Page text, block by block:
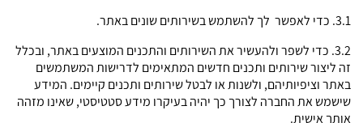
3.1. כדי לאפשר לך להשתמש בשירותים שונים באתר.
3.2. כדי לשפר ולהעשיר את השירותים והתכנים המוצעים באתר, ובכלל
זה ליצור שירותים ותכנים חדשים המתאימים לדרישות המשתמשים
באתר וציפיותיהם, ולשנות או לבטל שירותים ותכנים קיימים. המידע
שישמש את החברה לצורך כך יהיה בעיקרו מידע סטטיסטי, שאינו מזהה
אותך אישית.